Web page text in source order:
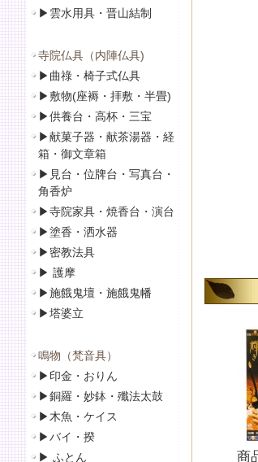
▶ 雲水用具・晋山結制
寺院仏具（内陣仏具)
▶ 曲祿・椅子式仏具
▶ 敷物(座褥・拝敷・半畳)
▶供養台・高杯・三宝
▶献菓子器・献茶湯器・経
箱・御文章箱
▶ 見台・位牌台・写真台・
角香炉
▶寺院家具・焼香台・演台
▶塗香・洒水器
▶ 密教法具
▶ 護摩
▶施餓鬼壇・施餓鬼幡
▶塔婆立
鳴物（梵音具）
▶ 印金・おりん
▶銅羅・妙鉢・殲法太鼓
▶ 木魚・ケイス
▶バイ・揆
▶ ふとん
商